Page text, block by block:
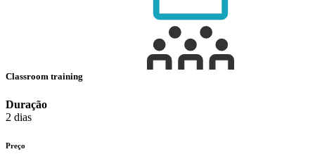
Classroom training
Duração
2 dias
Preço